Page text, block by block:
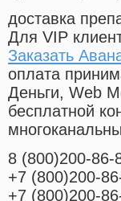
доставка
Для VIP
Заказать
оплата
Деньги, Web
бесплатной
8 (800)200-86-
+7 (800)200-
+7 (800)200-